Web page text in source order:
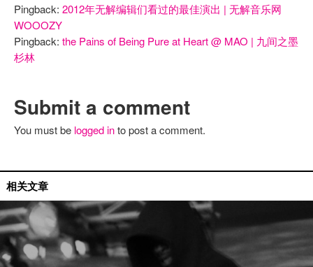
Pingback: 2012年无解编辑们看过的最佳演出 | 无解音乐网
WOOOZY
Pingback: the Pains of Being Pure at Heart @ MAO | 九间之墨
杉林
Submit a comment
You must be logged into post a comment.
相关文章
活动推荐